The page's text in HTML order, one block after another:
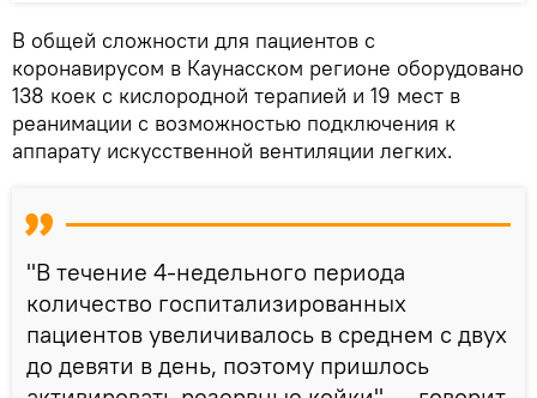
В общей сложности для пациентов с
коронавирусом в Каунасском регионе оборудовано
138 коек с кислородной терапией и 19 мест в
реанимации с возможностью подключения к
аппарату искусственной вентиляции легких.
"В течение 4-недельного периода
количество госпитализированных
пациентов увеличивалось в среднем с двух
до девяти в день, поэтому пришлось